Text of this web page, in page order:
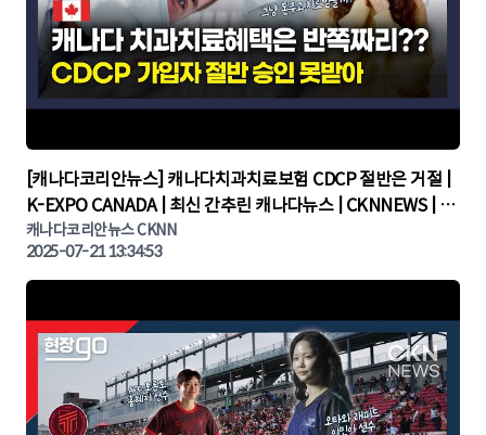
▶
[캐나다코리안뉴스] 캐나다치과치료보험 CDCP 절반은 거절 |
K-EXPO CANADA | 최신 간추린 캐나다뉴스 | CKNNEWS | 캐
나다뉴스 | 토론토뉴스
캐나다코리안뉴스 CKNN
2025-07-21 13:34:53